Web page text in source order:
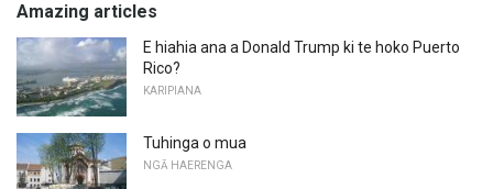
Amazing articles
E hiahia ana a Donald Trump ki te hoko Puerto
Rico?
KARIPIANA
Tuhinga o mua
NGĀ HAERENGA